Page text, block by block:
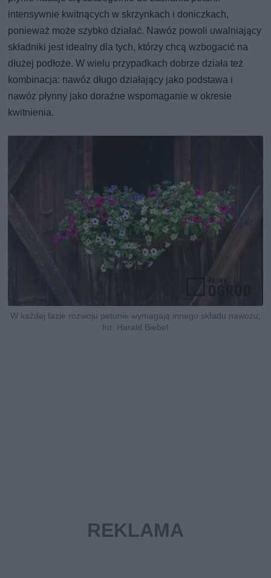
intensywnie kwitnących w skrzynkach i doniczkach,
ponieważ może szybko działać. Nawóz powoli uwalniający
składniki jest idealny dla tych, którzy chcą wzbogacić na
dłużej podłoże. W wielu przypadkach dobrze działa też
kombinacja: nawóz długo działający jako podstawa i
nawóz płynny jako doraźne wspomaganie w okresie
kwitnienia.
W każdej fazie rozwoju petunie wymagają innego składu nawozu,
fot. Harald Biebel